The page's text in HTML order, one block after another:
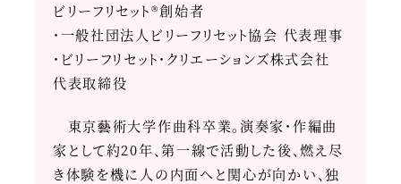
ビリーフリセット®創始者
・一般社団法人ビリーフリセット協会 代表理事
・ビリーフリセット・クリエーションズ株式会社
代表取締役
東京藝術大学作曲科卒業。演奏家・作編曲
家として約20年、第一線で活動した後、燃え尽
き体験を機に人の内面へと関心が向かい、独